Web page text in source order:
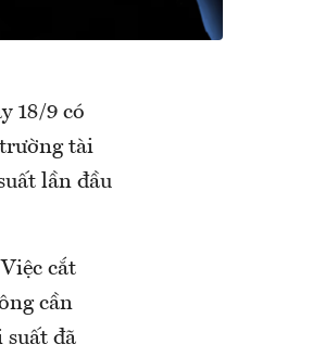
18/9 có
tài
lần đầu
cắt
cần
đã